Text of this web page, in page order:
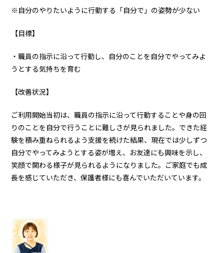
※自分のやりたいように行動する「自分で」の姿勢が少ない
【目標】
・職員の指示に沿って行動し、自分のことを自分でやってみよ
うとする気持ちを育む
【改善状況】
ご利用開始当初は、職員の指示に沿って行動することや身の回
りのことを自分で行うことに難しさが見られました。できた経
験を積み重ねられるよう支援を続けた結果、現在では少しずつ
自分でやってみようとする姿が増え、お友達にも興味を示し、
笑顔で関わる様子が見られるようになりました。ご家庭でも成
長を感じていただき、保護者様にも喜んでいただいています。